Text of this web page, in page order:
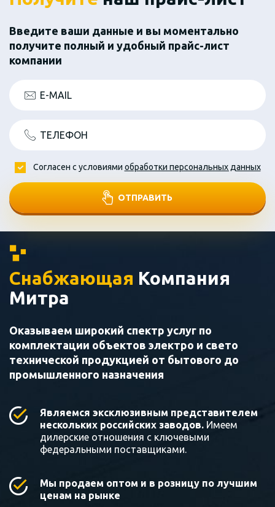
Введите ваши данные и вы моментально
получите полный и удобный прайс-лист
компании
E-MAIL
ТЕЛЕФОН
ОТПРАВИТЬ
Согласен с условиями обработки персональных данных
Снабжающая Компания
Митра
Оказываем широкий спектр услуг по
комплектации объектов электро и свето
технической продукцией от бытового до
промышленного назначения
Являемся эксклюзивным представителем
нескольких российских заводов. Имеем
дилерские отношения с ключевыми
федеральными поставщиками.
Мы продаем оптом и в розницу по лучшим
ценам на рынке